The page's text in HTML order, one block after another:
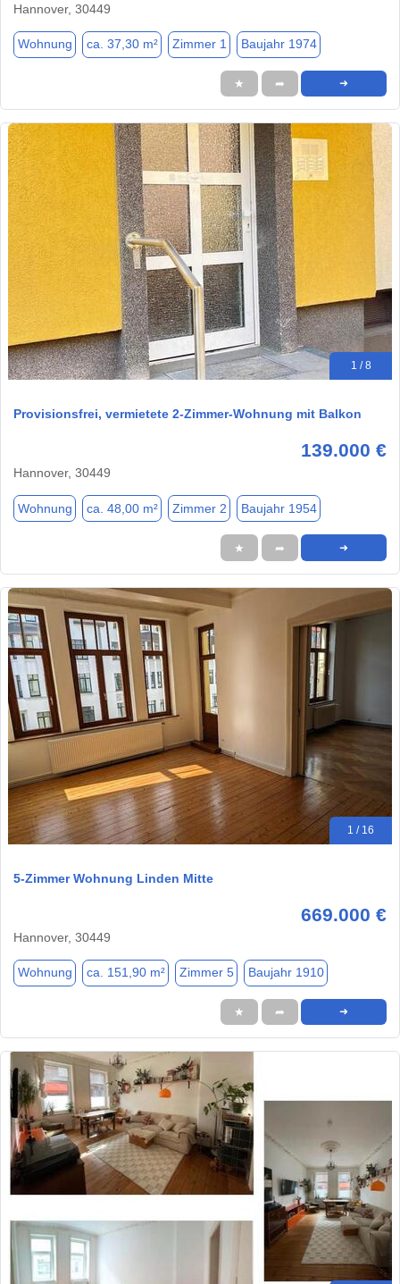
Hannover, 30449
Wohnung ca. 37,30 m² Zimmer 1 Baujahr 1974
★ ➦ ➜
1 / 8
Provisionsfrei, vermietete 2-Zimmer-Wohnung mit Balkon
139.000 €
Hannover, 30449
Wohnung ca. 48,00 m² Zimmer 2 Baujahr 1954
★ ➦ ➜
1 / 16
5-Zimmer Wohnung Linden Mitte
669.000 €
Hannover, 30449
Wohnung ca. 151,90 m² Zimmer 5 Baujahr 1910
★ ➦ ➜